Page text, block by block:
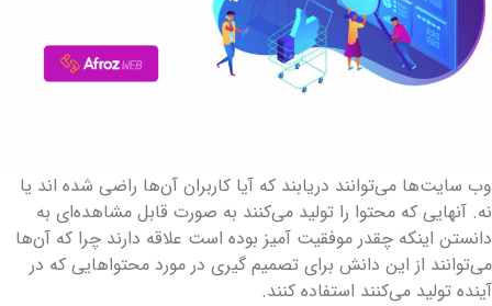
وب سایت‌ها می‌توانند دریابند که آیا کاربران آن‌ها راضی شده اند یا
نه. آنهایی که محتوا را تولید ‌می‌کنند به صورت قابل مشاهده‌ای به
دانستن اینکه چقدر موفقیت آمیز بوده است علاقه دارند چرا که آن‌ها
می‌توانند از این دانش برای تصمیم گیری در مورد محتواهایی که در
آینده تولید ‌می‌کنند استفاده کنند.